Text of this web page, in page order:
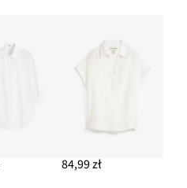
84,99 zł